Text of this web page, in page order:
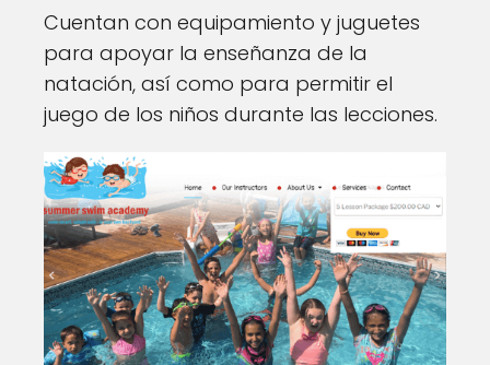
Cuentan con equipamiento y juguetes
para apoyar la enseñanza de la
natación, así como para permitir el
juego de los niños durante las lecciones.